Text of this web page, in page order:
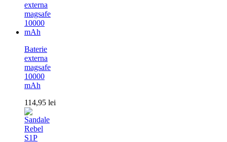
Baterie
externa
magsafe
10000
mAh
114,95 lei